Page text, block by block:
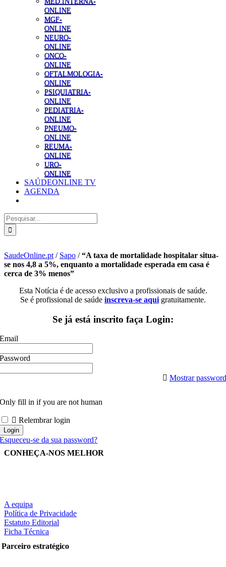
ONLINE
MGF-
ONLINE
NEURO-
ONLINE
ONCO-
ONLINE
OFTALMOLOGIA-
ONLINE
PSIQUIATRIA-
ONLINE
PEDIATRIA-
ONLINE
PNEUMO-
ONLINE
REUMA-
ONLINE
URO-
ONLINE
SAÚDEONLINE TV
AGENDA
Pesquisar
SaudeOnline.pt / Sapo /“A taxa de mortalidade hospitalar situa-
se nos 4,8 a 5%, enquanto a mortalidade esperada em casa é
cerca de 3% menos”
Esta Notícia é de acesso exclusivo a profissionais de saúde.
Se é profissional de saúde inscreva-se aqui gratuitamente.
Se já está inscrito faça Login:
Email
Password
Mostrar password
Only fill in if you are not human
Relembrar login
Esqueceu-se da sua password?
CONHEÇA-NOS MELHOR
A equipa
Política de Privacidade
Estatuto Editorial
Ficha Técnica
Parceiro estratégico